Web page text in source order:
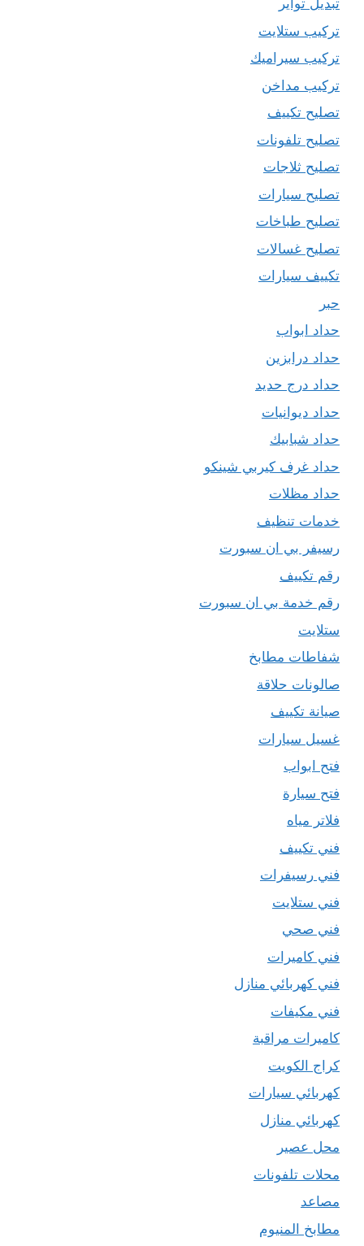
تبديل تواير
تركيب ستلايت
تركيب سيراميك
تركيب مداخن
تصليح تكييف
تصليح تلفونات
تصليح ثلاجات
تصليح سيارات
تصليح طباخات
تصليح غسالات
تكييف سيارات
حبر
حداد ابواب
حداد درابزين
حداد درج حديد
حداد ديوانيات
حداد شبابيك
حداد غرف كيربي شينكو
حداد مظلات
خدمات تنظيف
رسيفر بي ان سبورت
رقم تكييف
رقم خدمة بي ان سبورت
ستلايت
شفاطات مطابخ
صالونات حلاقة
صيانة تكييف
غسيل سيارات
فتح ابواب
فتح سيارة
فلاتر مياه
فني تكييف
فني رسيفرات
فني ستلايت
فني صحي
فني كاميرات
فني كهربائي منازل
فني مكيفات
كاميرات مراقبة
كراج الكويت
كهربائي سيارات
كهربائي منازل
محل عصير
محلات تلفونات
مصاعد
مطابخ المنيوم